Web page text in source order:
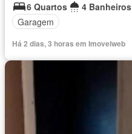
6 Quartos
4 Banheiros
Garagem
Há 2 dias, 3 horas em Imovelweb